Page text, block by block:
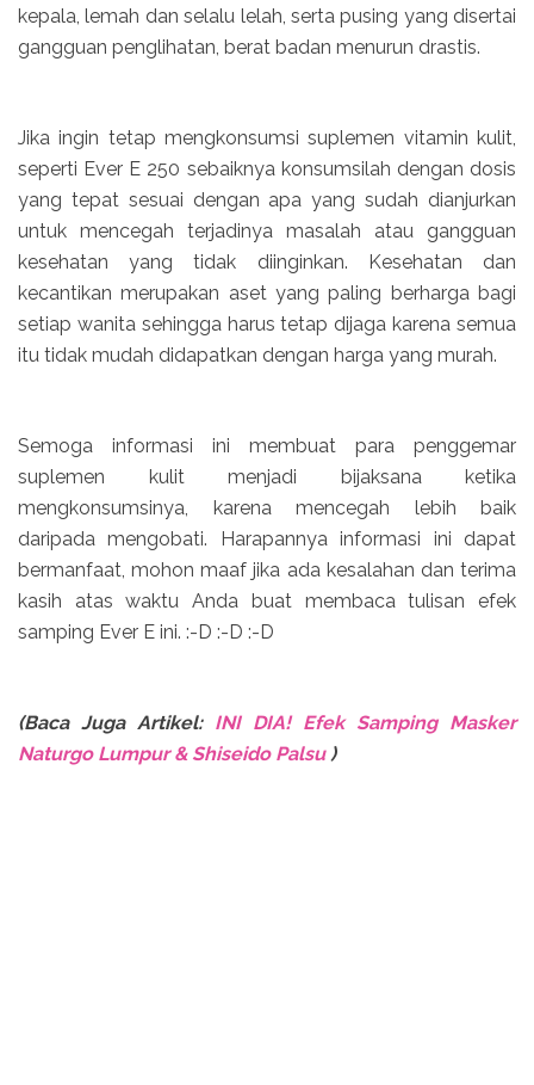
kepala, lemah dan selalu lelah, serta pusing yang disertai
gangguan penglihatan, berat badan menurun drastis.
Jika ingin tetap mengkonsumsi suplemen vitamin kulit,
seperti Ever E 250 sebaiknya konsumsilah dengan dosis
yang tepat sesuai dengan apa yang sudah dianjurkan
untuk mencegah terjadinya masalah atau gangguan
kesehatan yang tidak diinginkan. Kesehatan dan
kecantikan merupakan aset yang paling berharga bagi
setiap wanita sehingga harus tetap dijaga karena semua
itu tidak mudah didapatkan dengan harga yang murah.
Semoga informasi ini membuat para penggemar
suplemen kulit menjadi bijaksana ketika
mengkonsumsinya, karena mencegah lebih baik
daripada mengobati. Harapannya informasi ini dapat
bermanfaat, mohon maaf jika ada kesalahan dan terima
kasih atas waktu Anda buat membaca tulisan efek
samping Ever E ini. :-D :-D :-D
(Baca Juga Artikel: INI DIA! Efek Samping Masker
Naturgo Lumpur & Shiseido Palsu)